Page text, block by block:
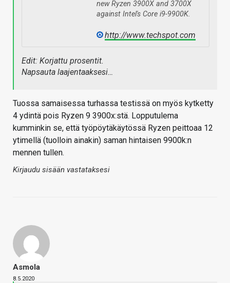
new Ryzen 3900X and 3700X
against Intel's Core i9-9900K.
http://www.techspot.com
Edit: Korjattu prosentit.
Napsauta laajentaaksesi…
Tuossa samaisessa turhassa testissä on myös kytketty
4 ydintä pois Ryzen 9 3900x:stä. Lopputulema
kumminkin se, että työpöytäkäytössä Ryzen peittoaa 12
ytimellä (tuolloin ainakin) saman hintaisen 9900k:n
mennen tullen.
Kirjaudu sisään vastataksesi
Asmola
8.5.2020